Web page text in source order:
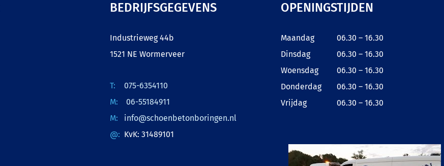
BEDRIJFSGEGEVENS
Industrieweg 44b
1521 NE Wormerveer
075-6354110
06-55184911
info@schoenbetonboringen.nl
KvK: 31489101
OPENINGSTIJDEN
Maandag
06.30 – 16.30
Dinsdag
06.30 – 16.30
Woensdag
06.30 – 16.30
Donderdag
06.30 – 16.30
Vrijdag
06.30 – 16.30